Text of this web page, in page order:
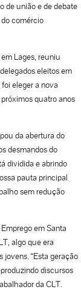
de união e de debate
comércio
Lages, reuniu
eleitos em
eleger a nova
quatro anos
da abertura do
desmandos do
dividida e abrindo
pauta principal
sem redução
em Santa
algo que era
“Esta geração
discursos
da CLT.